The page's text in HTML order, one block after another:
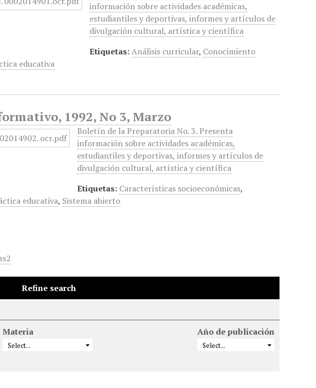
información sobre actividades académicas,
estudiantiles y deportivas, informes y artículos de
divulgación cultural, artística y científica
Etiquetas:Análisis curricular, Conocimiento
educativa
1992, No 3, Marzo
Boletín de la Preparatoria No. 3. Presenta
información sobre actividades académicas,
estudiantiles y deportivas, informes y artículos de
divulgación cultural, artística y científica
Etiquetas: Características socioeconómicas,
educativa, Sistema abierto
Refine search
Materia Año de publicación